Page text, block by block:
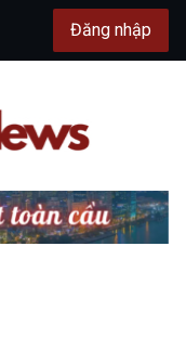
Đăng nhập